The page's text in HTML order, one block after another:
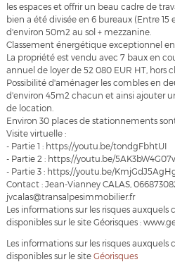
les espaces et offrir un beau cadre de
bien a été divisée en 6 bureaux (Entre
d'environ 50m2 au sol + mezzanine.
Classement énergétique exceptionnel
La propriété est vendu avec 7 baux en
annuel de loyer de 52 080 EUR HT, hors
Possibilité d'aménager les combles en
d'environ 45m2 chacun et ainsi ajouter
de location.
Environ 30 places de stationnements
Visite virtuelle :
- Partie 1 : https://youtu.be/tondgFbhtUI
- Partie 2 : https://youtu.be/
- Partie 3 : https://youtu.be/
Contact : Jean-Vianney CALAS,
jvcalas@transalpesimmobilier.fr
Les informations sur les risques auxquels
disponibles sur le site Géorisques :
Les informations sur les risques auxquels
disponibles sur le site Géorisques